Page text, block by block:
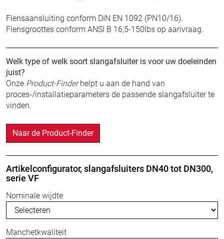
Flensaansluiting conform DIN EN 1092 (PN10/16).
Flensgroottes conform ANSI B 16,5-150lbs op aanvraag.
Welk type of welk soort slangafsluiter is voor uw doeleinden
juist?
Onze Product-Finderhelpt u aan de hand van
proces-/installatieparameters de passende slangafsluiter te
vinden.
Naar de Product-Finder
Artikelconfigurator, slangafsluiters DN40 tot DN300,
serie VF
Nominale wijdte
Manchetkwaliteit